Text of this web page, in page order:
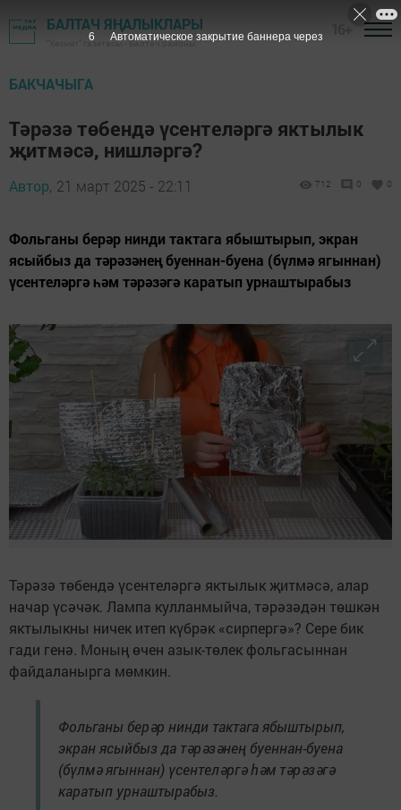
БАЛТАЧ ЯҢАЛЫКЛАРЫ
"Хезмәт" газетасы - Балтач районы
БАКЧАЧЫГА
Тәрәзә төбендә үсентеләргә яктылык
җитмәсә, нишләргә?
Автор, 21 март 2025 - 22:11 712 0 0
Фольганы берәр нинди тактага ябыштырып, экран
ясыйбыз да тәрәзәнең буеннан-буена (бүлмә ягыннан)
үсентеләргә һәм тәрәзәгә каратып урнаштырабыз
Тәрәзә төбендә үсентеләргә яктылык җитмәсә, алар
начар үсәчәк. Лампа кулланмыйча, тәрәзәдән төшкән
яктылыкны ничек итеп күбрәк «сирпергә»? Сере бик
гади генә. Моның өчен азык-төлек фольгасыннан
файдаланырга мөмкин.
Фольганы берәр нинди тактага ябыштырып,
экран ясыйбыз да тәрәзәнең буеннан-буена
(бүлмә ягыннан) үсентеләргә һәм тәрәзәгә
каратып урнаштырабыз.
4 Автоматическое закрытие баннера через